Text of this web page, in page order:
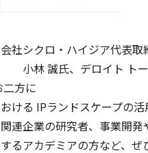
社シクロ・ハイジア代表
、デロイト トーマツ弁
二方に
おける IPランドスケープの
連企業の研究者、事業開発
るアカデミアの方など、ぜ